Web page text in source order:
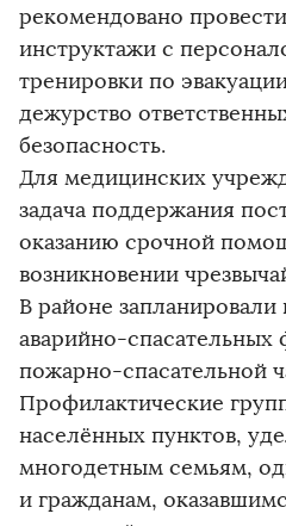
рекомендовано
инструктажи с
тренировки по
дежурство
безопасность.
Для медицинских
задача поддержания
оказанию срочной
возникновении
В районе запланировали
аварийно-
пожарно-спасательной
Профилактические
населённых пунктов,
многодетным семьям,
и гражданам,